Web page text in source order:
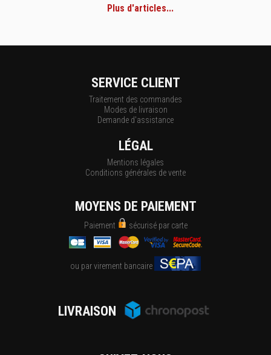
Plus d'articles...
SERVICE CLIENT
Traitement des commandes
Modes de livraison
Demande d'assistance
LÉGAL
Mentions légales
Conditions générales de vente
MOYENS DE PAIEMENT
Paiement sécurisé par carte
ou par virement bancaire
LIVRAISON